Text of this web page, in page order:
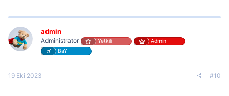
admin
Administrator Yetkili
Admin
BaY
19 Eki 2023 #10